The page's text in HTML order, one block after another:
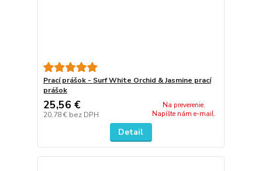
Prací prášok - Surf White Orchid & Jasmine prací
prášok
25,56 €
20,78 € bez DPH
Na preverenie.
Napíšte nám e-mail.
Detail